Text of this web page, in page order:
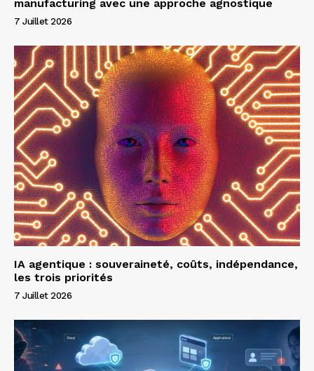
manufacturing avec une approche agnostique
7 Juillet 2026
IA agentique : souveraineté, coûts, indépendance,
les trois priorités
7 Juillet 2026